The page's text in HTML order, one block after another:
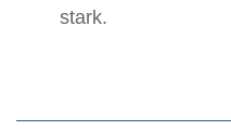
stark.